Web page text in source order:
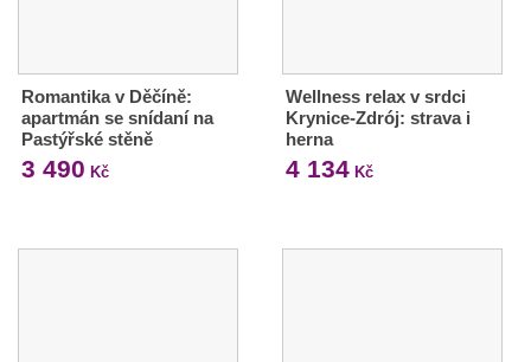
Romantika v Děčíně:
apartmán se snídaní na
Pastýřské stěně
3 490 Kč
Wellness relax v srdci
Krynice-Zdrój: strava i
herna
4 134Kč